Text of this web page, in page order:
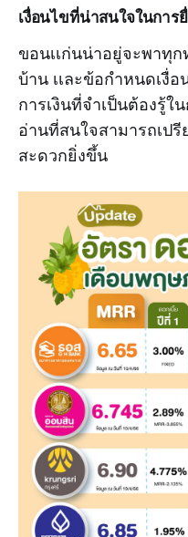
เงื่อนไขที่น่าสนใจในการ
ขอนเเก่นน่าอยู่จะพาทุ
บ้าน เเละข้อกำหนดเงื่
การเงินที่จำเป็นต้องรู้ใ
อ่านที่สนใจสามารถเป
สะดวกยิ่งขึ้น